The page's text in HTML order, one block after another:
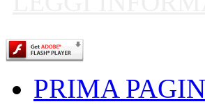
PRIMA